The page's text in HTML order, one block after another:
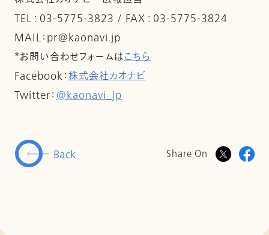
TEL : 03-5775-3823 / FAX : 03-5775-3824
MAIL：pr@kaonavi.jp
*お問い合わせフォームはこちら
Facebook：株式会社カオナビ
Twitter：@kaonavi_jp
Back Share On